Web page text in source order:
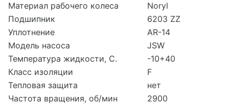
Материал рабочего колеса
Noryl
Подшипник
6203 ZZ
Уплотнение
AR-14
Модель насоса
JSW
Температура жидкости, С.
-10+40
Класс изоляции
F
Тепловая защита
нет
Частота вращения, об/мин
2900